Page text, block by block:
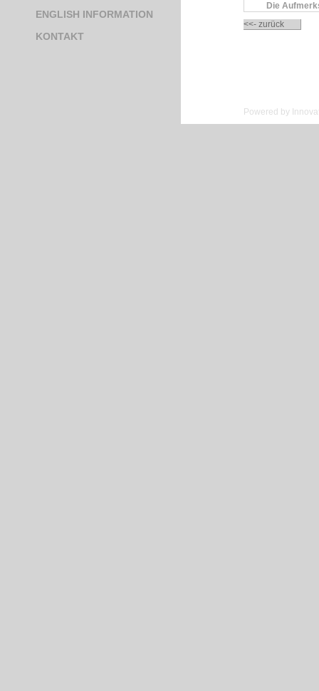
ENGLISH INFORMATION
KONTAKT
Die
<<- zurück
Powered by